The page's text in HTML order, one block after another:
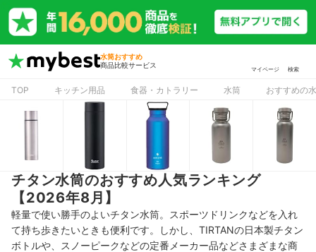
水筒おすすめ
商品比較サービス
マイページ 検索
TOP キッチン用品 食器・カトラリー 水筒 おすすめの
チタン水筒のおすすめ人気ランキング
【2026年8月】
軽量で使い勝手のよいチタン水筒。スポーツドリンクなどを入れ
て持ち歩きたいときも便利です。しかし、TIRTANの日本製チタン
ボトルや、スノーピークなどの定番メーカー品などさまざまな商